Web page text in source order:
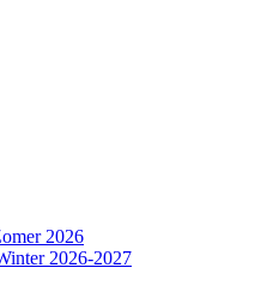
2026
2026-2027